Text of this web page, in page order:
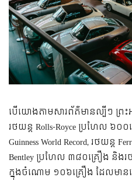
បើយោងតាមសារព័ត៌មានល្បីៗ ព្រះអង្
រថយន្ត Rolls-Royce ប្រហែល
Guinness World Record, រថយន្ត
Bentley ប្រហែល ៣៨០គ្រឿង និងរ
ក្នុងចំណោម ១០៦គ្រឿង ដែលមា